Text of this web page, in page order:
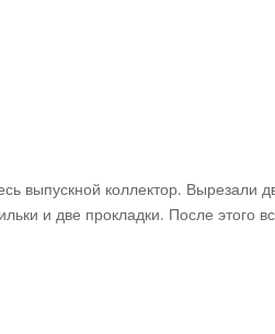
выпускной коллектор. Вырезали
и две прокладки. После этого